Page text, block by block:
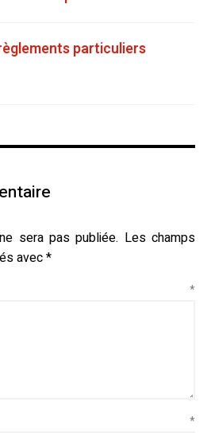
particuliers
sera pas publiée. Les champs
avec*
*
*